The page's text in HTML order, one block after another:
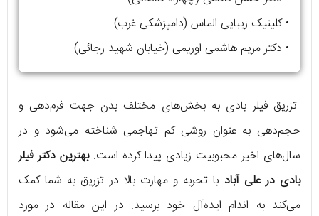
• کلینیک زیبایی الماس (دامپزشکی غرب)
• دکتر مریم هاشمی اوریمی (خیابان شهید رجائی)
تزریق فیلر بادی به بخش‌های مختلف بدن جهت فرم‌دهی و
حجم‌دهی به عنوان روشی کم تهاجمی شناخته می‌شود و در
سال‌های اخیر محبوبیت زیادی پیدا کرده است.بهترین دکتر فیلر
بادی در علی آباد با تجربه و مهارت بالا در تزریق به شما کمک
می‌کند به اندام ایده‌آل خود برسید. در این مقاله در مورد